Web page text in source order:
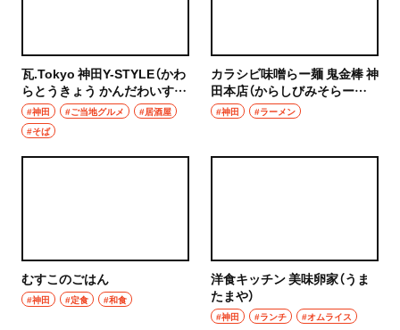
瓦.Tokyo 神田Y-STYLE（かわ
らとうきょう かんだわいすた
いる）
#神田 #ご当地グルメ
#居酒屋
#そば
カラシビ味噌らー麺 鬼金棒 神
田本店（からしびみそらーめ
ん きかんぼう かんだほんて
ん）
#神田 #ラーメン
むすこのごはん
#神田 #定食 #和食
洋食キッチン 美味卵家（うま
たまや）
#神田 #ランチ #オムライス